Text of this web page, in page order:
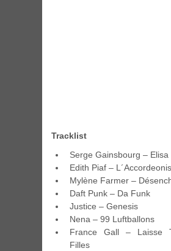
Tracklist
Serge Gainsbourg – Elisa
Edith Piaf –
Mylène Farmer –
Daft Punk – Da Funk
Justice – Genesis
Nena – 99 Luftballons
France Gall – Laisse
Filles